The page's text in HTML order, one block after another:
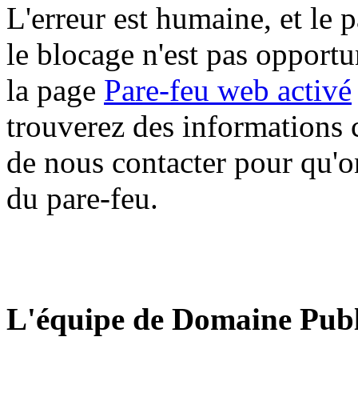
L'erreur est humaine, et le
le blocage n'est pas
la page Pare-feu web activé
trouverez des informations
de nous contacter pour
du pare-feu.
L'équipe de Domaine